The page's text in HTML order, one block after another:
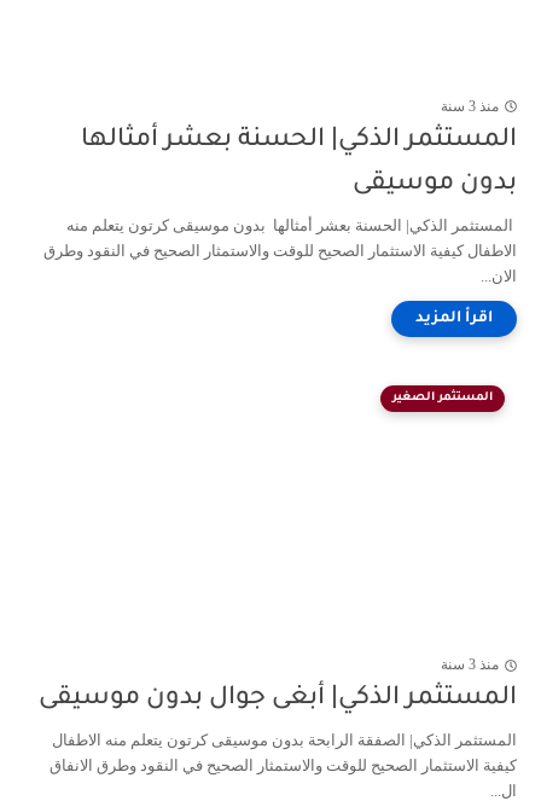
منذ 3 سنة
المستثمر الذكي| الحسنة بعشر أمثالها
بدون موسيقى
المستثمر الذكي| الحسنة بعشر أمثالها بدون موسيقى كرتون يتعلم منه
الاطفال كيفية الاستثمار الصحيح للوقت والاستمثار الصحيح في النقود وطرق
الان...
المستثمر الصغير
منذ 3 سنة
المستثمر الذكي| أبغى جوال بدون موسيقى
المستثمر الذكي| الصفقة الرابحة بدون موسيقى كرتون يتعلم منه الاطفال
كيفية الاستثمار الصحيح للوقت والاستمثار الصحيح في النقود وطرق الانفاق
ال...